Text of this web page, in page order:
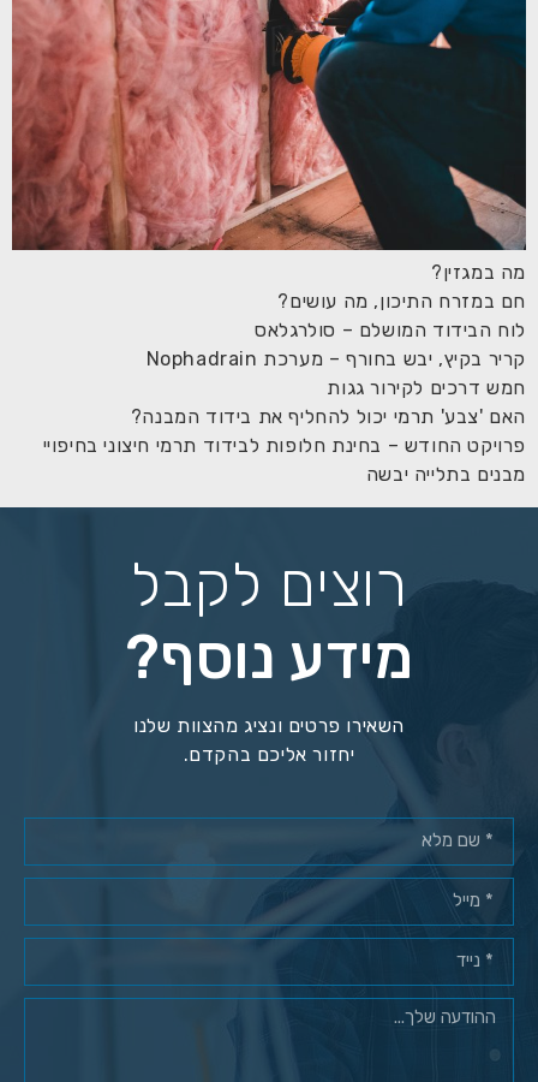
מה במגזין?
חם במזרח התיכון, מה עושים?
לוח הבידוד המושלם – סולרגלאס
קריר בקיץ, יבש בחורף – מערכת Nophadrain
חמש דרכים לקירור גגות
האם 'צבע' תרמי יכול להחליף את בידוד המבנה?
פרויקט החודש – בחינת חלופות לבידוד תרמי חיצוני בחיפויי
מבנים בתלייה יבשה
רוצים לקבל
מידע נוסף?
השאירו פרטים ונציג מהצוות שלנו
יחזור אליכם בהקדם.